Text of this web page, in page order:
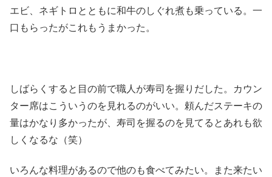
エビ、ネギトロとともに和牛のしぐれ煮も乗っている。一
口もらったがこれもうまかった。
しばらくすると目の前で職人が寿司を握りだした。カウン
ター席はこういうのを見れるのがいい。頼んだステーキの
量はかなり多かったが、寿司を握るのを見てるとあれも欲
しくなるな（笑）
いろんな料理があるので他のも食べてみたい。また来たい